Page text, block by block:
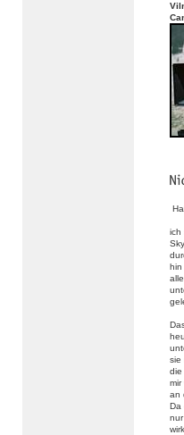
ich
hin
sie
die
mir
an
Da